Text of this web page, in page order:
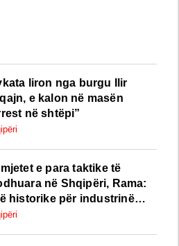
liron nga burgu Ilir
e kalon në masën
në shtëpi”
e para taktike të
në Shqipëri, Rama:
historike për industrinë